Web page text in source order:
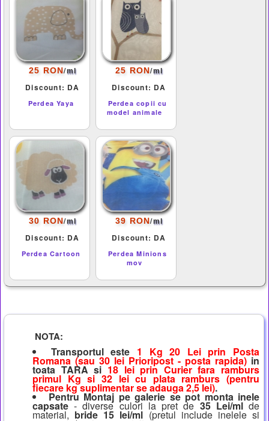
25 RON/ml
Discount: DA
Perdea Yaya
25 RON/ml
Discount: DA
Perdea copii cu
model animale
30 RON/ml
Discount: DA
Perdea Cartoon
39 RON/ml
Discount: DA
Perdea Minions
mov
NOTA:
Transportul este 1 Kg 20 Lei prin Posta
Romana (sau 30 lei Prioripost - posta rapida) in
toata TARA si 18 lei prin Curier fara ramburs
primul Kg si 32 lei cu plata ramburs (pentru
fiecare kg suplimentar se adauga 2,5 lei).
Pentru Montaj pe galerie se pot monta inele
capsate - diverse culori la pret de 35 Lei/mlde
material, bride 15 lei/ml (pretul include inelele si